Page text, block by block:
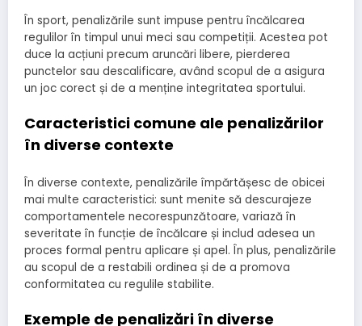
În sport, penalizările sunt impuse pentru încălcarea
regulilor în timpul unui meci sau competiții. Acestea pot
duce la acțiuni precum aruncări libere, pierderea
punctelor sau descalificare, având scopul de a asigura
un joc corect și de a menține integritatea sportului.
Caracteristici comune ale penalizărilor
în diverse contexte
În diverse contexte, penalizările împărtășesc de obicei
mai multe caracteristici: sunt menite să descurajeze
comportamentele necorespunzătoare, variază în
severitate în funcție de încălcare și includ adesea un
proces formal pentru aplicare și apel. În plus, penalizările
au scopul de a restabili ordinea și de a promova
conformitatea cu regulile stabilite.
Exemple de penalizări în diverse